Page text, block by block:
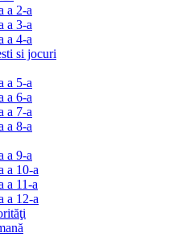
a 2-a
a 3-a
a 4-a
si jocuri
a 5-a
a 6-a
a 7-a
a 8-a
a 9-a
a 10-a
a 11-a
a 12-a